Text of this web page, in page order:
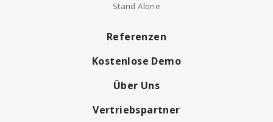
Stand Alone
Referenzen
Kostenlose Demo
Über Uns
Vertriebspartner